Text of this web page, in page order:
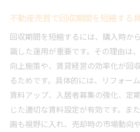
不動産売買で回収期間を短縮する
回収期間を短縮するには、購入時か
識した運用が重要です。その理由は
向上施策や、賃貸経営の効率化が回
るためです。具体的には、リフォー
賃料アップ、入居者募集の強化、定
じた適切な賃料設定が有効です。ま
画も視野に入れ、売却時の市場動向